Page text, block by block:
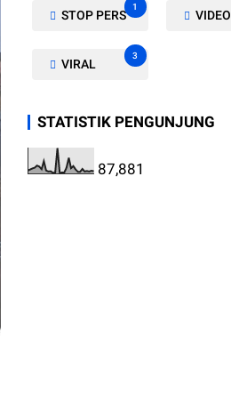
STOP PERS
1
VIDEO
VIRAL
3
STATISTIK PENGUNJUNG
87,881